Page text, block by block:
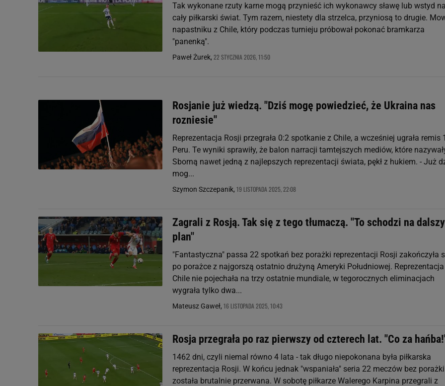
Tak wykonane rzuty karne mogą przynieść ich wykonawcy sławę lub wstyd na
cały piłkarski świat. Tym razem, niestety dla strzelca, przyniosą to drugie.
napastniku z Chile, który podczas turnieju próbował pokonać bramkarza
"panenką".
Paweł Żurek, 22 STYCZNIA 2026, 11:50
Rosjanie już wiedzą. "Dziś mogę powiedzieć, że Ukraina nas
rozniesie"
Reprezentacja Rosji przegrała 0:2 spotkanie z Chile, a wcześniej ugrała remis
Peru. Te wyniki sprawiły, że balon narracji tamtejszych mediów, które
Sborną nawet jedną z najlepszych reprezentacji świata, pękł z hukiem. - Już
mog...
Szymon Szczepanik, 19 LISTOPADA 2025, 22:08
Zagrali z Rosją. Tak się z tego tłumaczą. "To schodzi na dalszy
plan"
"Fantastyczna" passa 22 spotkań bez porażki reprezentacji Rosji zakończyła
po porażce z najgorszą ostatnio drużyną Ameryki Południowej. Reprezentacja
Chile nie pojechała na trzy ostatnie mundiale, w tegorocznych eliminacjach
wygrała tylko dwa...
Mateusz Gaweł, 16 LISTOPADA 2025, 10:43
Rosja przegrała po raz pierwszy od czterech lat. "Co za
1462 dni, czyli niemal równo 4 lata - tak długo niepokonana była piłkarska
reprezentacja Rosji. W końcu jednak "wspaniała" seria 22 meczów bez porażki
została brutalnie przerwana. W sobotę piłkarze Walerego Karpina przegrali z